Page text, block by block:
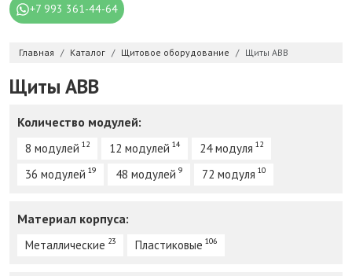
+7 993 361-44-64
Главная Каталог Щитовое оборудование Щиты ABB
Щиты ABB
Количество модулей:
8 модулей 12 12 модулей 14 24 модуля 12
36 модулей 19 48 модулей 9 72 модуля 10
Материал корпуса:
Металлические 23 Пластиковые 106